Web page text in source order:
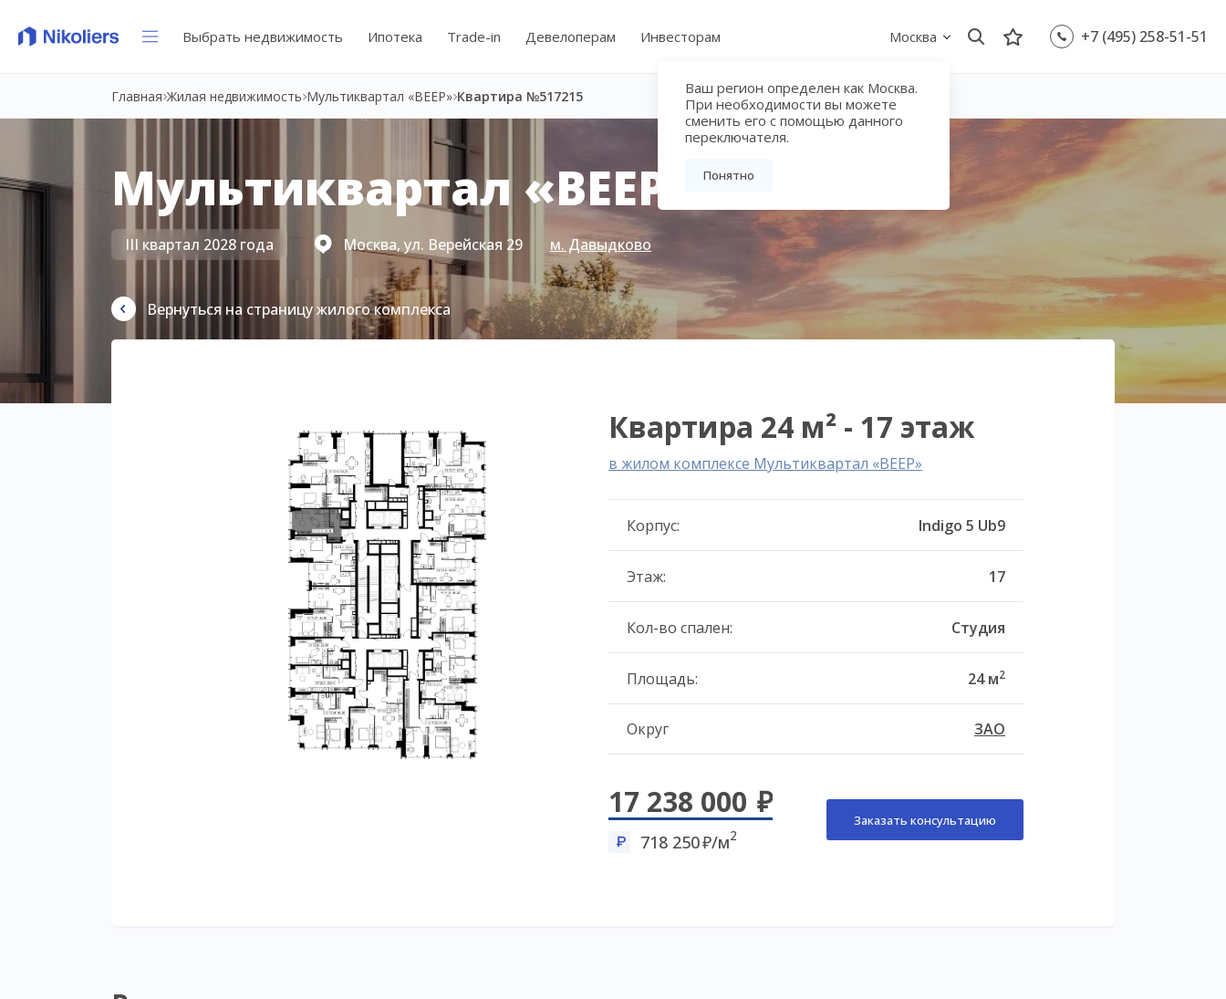
Выбрать недвижимость Ипотека Trade-in Девелоперам Инвесторам Москва
Ваш регион определен как Москва.
При необходимости вы можете
сменить его с помощью данного
переключателя.
Понятно
+7 (495) 258-51-51
Главная Жилая недвижимость Мультиквартал «ВЕЕР» Квартира №517215
Мультиквартал «ВЕЕР»
III квартал 2028 года Москва, ул. Верейская 29 м. Давыдково
Вернуться на страницу жилого комплекса
Квартира 24 м² - 17 этаж
в жилом комплексе Мультиквартал «ВЕЕР»
Корпус: Indigo 5 Ub9
Этаж: 17
Кол-во спален: Студия
Площадь: 24 м2
Округ ЗАО
17 238 000
718 250 /м2
Заказать консультацию